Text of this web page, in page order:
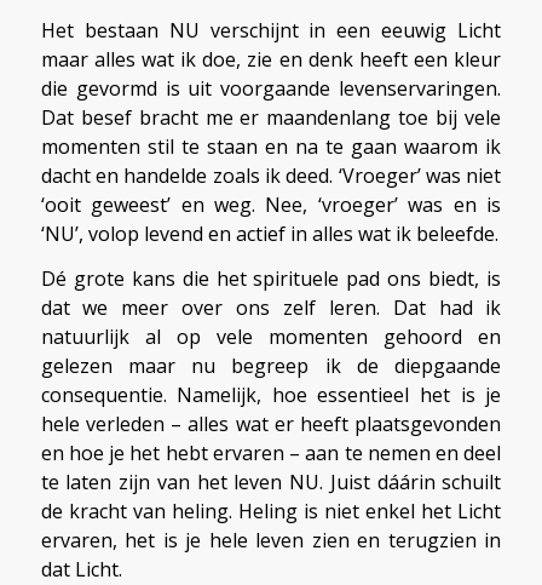
Het bestaan NU verschijnt in een eeuwig Licht
maar alles wat ik doe, zie en denk heeft een kleur
die gevormd is uit voorgaande levenservaringen.
Dat besef bracht me er maandenlang toe bij vele
momenten stil te staan en na te gaan waarom ik
dacht en handelde zoals ik deed. ‘Vroeger’ was niet
‘ooit geweest’ en weg. Nee, ‘vroeger’ was en is
‘NU’, volop levend en actief in alles wat ik beleefde.
Dé grote kans die het spirituele pad ons biedt, is
dat we meer over ons zelf leren. Dat had ik
natuurlijk al op vele momenten gehoord en
gelezen maar nu begreep ik de diepgaande
consequentie. Namelijk, hoe essentieel het is je
hele verleden – alles wat er heeft plaatsgevonden
en hoe je het hebt ervaren – aan te nemen en deel
te laten zijn van het leven NU. Juist dáárin schuilt
de kracht van heling. Heling is niet enkel het Licht
ervaren, het is je hele leven zien en terugzien in
dat Licht.